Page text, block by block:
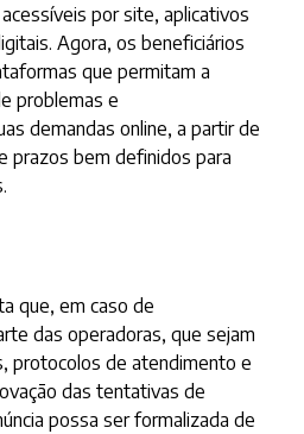
por site, aplicativos
Agora, os beneficiários
que permitam a
problemas e
demandas online, a partir de
prazos bem definidos para
que, em caso de
das operadoras, que sejam
protocolos de atendimento e
das tentativas de
possa ser formalizada de